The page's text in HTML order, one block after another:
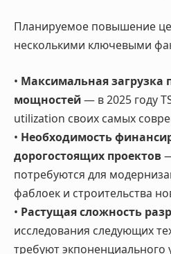
Планируемое повышение
несколькими ключевыми
• Максимальная загрузка
мощностей— в 2025 году
utilization своих самых
• Необходимость
дорогостоящих проектов
потребуются для
фаблоек и строительства
• Растущая сложность
исследования следующих
требуют экпоненциального